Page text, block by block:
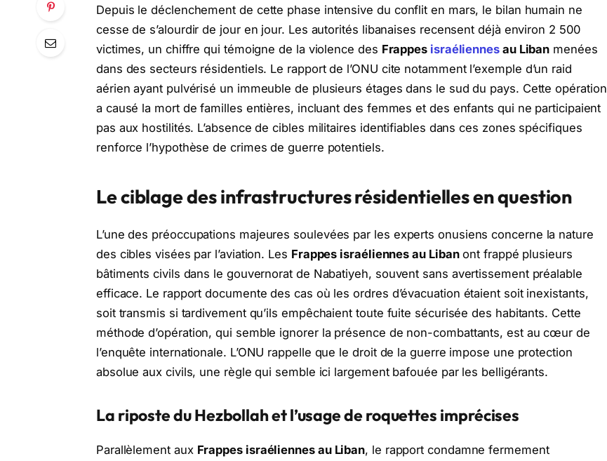
Depuis le déclenchement de cette phase intensive du conflit en mars, le bilan humain ne
cesse de s’alourdir de jour en jour. Les autorités libanaises recensent déjà environ 2 500
victimes, un chiffre qui témoigne de la violence des Frappes israéliennesau Liban menées
dans des secteurs résidentiels. Le rapport de l’ONU cite notamment l’exemple d’un raid
aérien ayant pulvérisé un immeuble de plusieurs étages dans le sud du pays. Cette opération
a causé la mort de familles entières, incluant des femmes et des enfants qui ne participaient
pas aux hostilités. L’absence de cibles militaires identifiables dans ces zones spécifiques
renforce l’hypothèse de crimes de guerre potentiels.
Le ciblage des infrastructures résidentielles en question
L’une des préoccupations majeures soulevées par les experts onusiens concerne la nature
des cibles visées par l’aviation. Les Frappes israéliennes au Libanont frappé plusieurs
bâtiments civils dans le gouvernorat de Nabatiyeh, souvent sans avertissement préalable
efficace. Le rapport documente des cas où les ordres d’évacuation étaient soit inexistants,
soit transmis si tardivement qu’ils empêchaient toute fuite sécurisée des habitants. Cette
méthode d’opération, qui semble ignorer la présence de non-combattants, est au cœur de
l’enquête internationale. L’ONU rappelle que le droit de la guerre impose une protection
absolue aux civils, une règle qui semble ici largement bafouée par les belligérants.
La riposte du Hezbollah et l’usage de roquettes imprécises
Parallèlement aux Frappes israéliennes au Liban, le rapport condamne fermement